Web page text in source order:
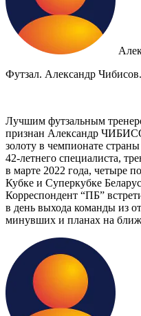
Футзал. Александр
Лучшим футзальным
признан Александр
золоту в чемпионате
42-летнего специалиста,
в марте 2022 года, четыре
Кубке и Суперкубке
Корреспондент “ПБ”
в день выхода команды из
минувших и планах на